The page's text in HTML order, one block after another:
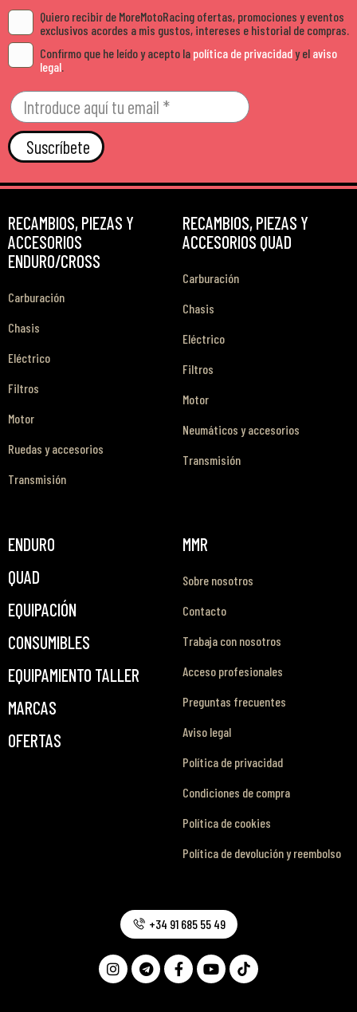
Quiero recibir de MoreMotoRacing ofertas, promociones y eventos
exclusivos acordes a mis gustos, intereses e historial de compras.
Confirmo que he leído y acepto la política de privacidady el aviso
legal.
Suscríbete
RECAMBIOS, PIEZAS Y
ACCESORIOS
ENDURO/CROSS
Carburación
Chasis
Eléctrico
Filtros
Motor
Ruedas y accesorios
Transmisión
RECAMBIOS, PIEZAS Y
ACCESORIOS QUAD
Carburación
Chasis
Eléctrico
Filtros
Motor
Neumáticos y accesorios
Transmisión
ENDURO
QUAD
EQUIPACIÓN
CONSUMIBLES
EQUIPAMIENTO TALLER
MARCAS
OFERTAS
MMR
Sobre nosotros
Contacto
Trabaja con nosotros
Acceso profesionales
Preguntas frecuentes
Aviso legal
Política de privacidad
Condiciones de compra
Política de cookies
Política de devolución y reembolso
+34 91 685 55 49